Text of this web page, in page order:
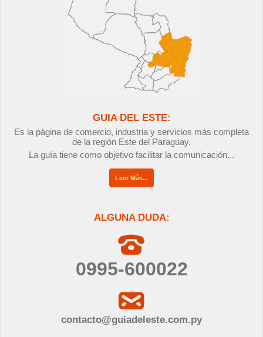
GUIA DEL ESTE:
Es la página de comercio, industria y servicios más completa
de la región Este del Paraguay.
La guía tiene como objetivo facilitar la comunicación...
Leer Más...
ALGUNA DUDA:
0995-600022
contacto@guiadeleste.com.py